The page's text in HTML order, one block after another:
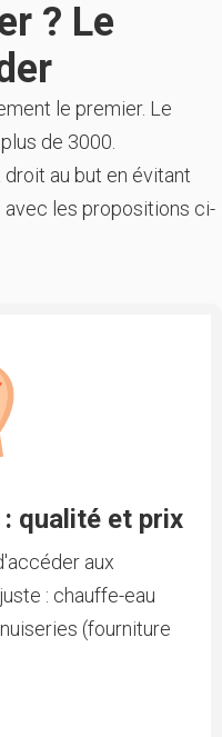
? Le
le premier. Le
de 3000.
au but en évitant
les propositions ci-
qualité et prix
aux
: chauffe-eau
(fourniture